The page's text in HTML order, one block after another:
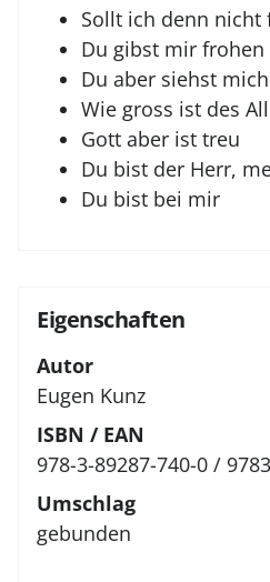
Sollt ich denn nicht
Du gibst mir frohen
Du aber siehst mich
Wie gross ist des
Gott aber ist treu
Du bist der Herr,
Du bist bei mir
Eigenschaften
Autor
Eugen Kunz
ISBN / EAN
978-3-89287-740-0 /
Umschlag
gebunden